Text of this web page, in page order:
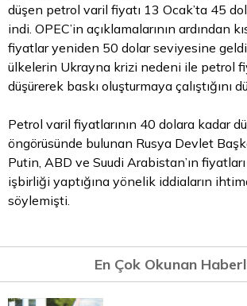
düşen petrol varil fiyatı 13 Ocak’ta 45
indi. OPEC’in açıklamalarının ardından
fiyatlar yeniden 50 dolarseviyesine
ülkelerin Ukrayna krizi nedeni ile petrol
düşürerek baskı oluşturmaya çalıştığını
Petrol varil fiyatlarının 40 dolara kadar
öngörüsünde bulunan Rusya Devlet
Putin, ABD ve Suudi Arabistan’ın
işbirliği yaptığına yönelik iddiaların
söylemişti.
En Çok Okunan